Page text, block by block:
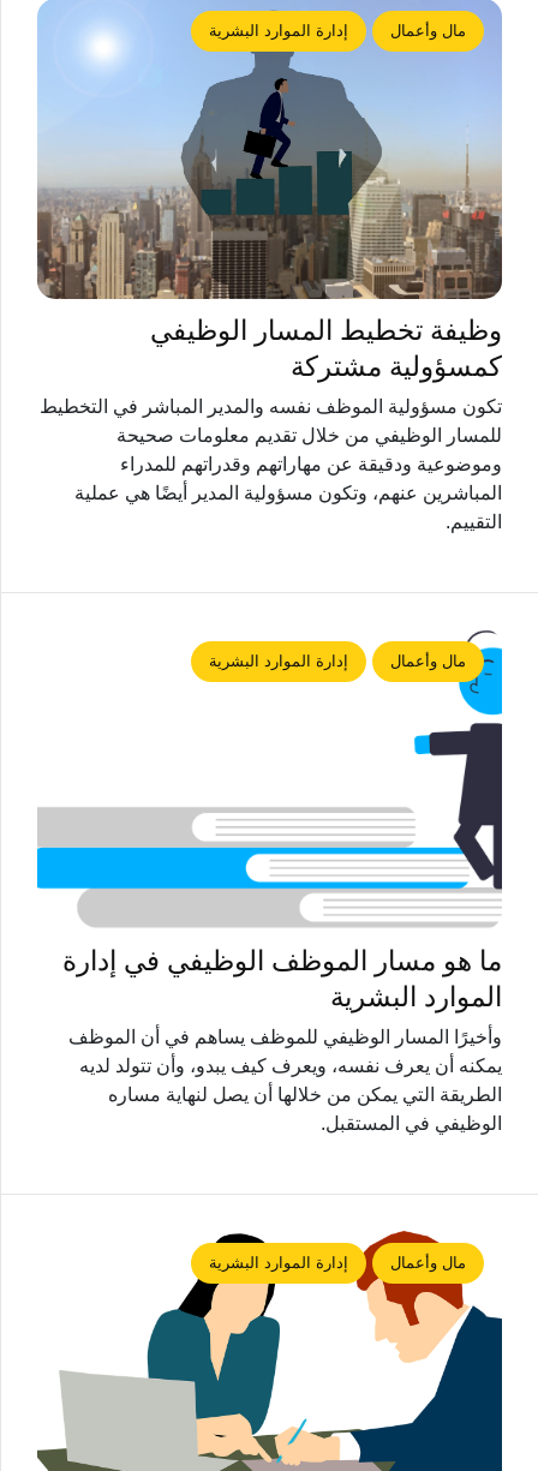
مال وأعمال إدارة الموارد البشرية
وظيفة تخطيط المسار الوظيفي
كمسؤولية مشتركة
تكون مسؤولية الموظف نفسه والمدير المباشر في التخطيط
للمسار الوظيفي من خلال تقديم معلومات صحيحة
وموضوعية ودقيقة عن مهاراتهم وقدراتهم للمدراء
المباشرين عنهم، وتكون مسؤولية المدير أيضًا هي عملية
التقييم.
مال وأعمال إدارة الموارد البشرية
ما هو مسار الموظف الوظيفي في إدارة
الموارد البشرية
وأخيرًا المسار الوظيفي للموظف يساهم في أن الموظف
يمكنه أن يعرف نفسه، ويعرف كيف يبدو، وأن تتولد لديه
الطريقة التي يمكن من خلالها أن يصل لنهاية مساره
الوظيفي في المستقبل.
مال وأعمال إدارة الموارد البشرية